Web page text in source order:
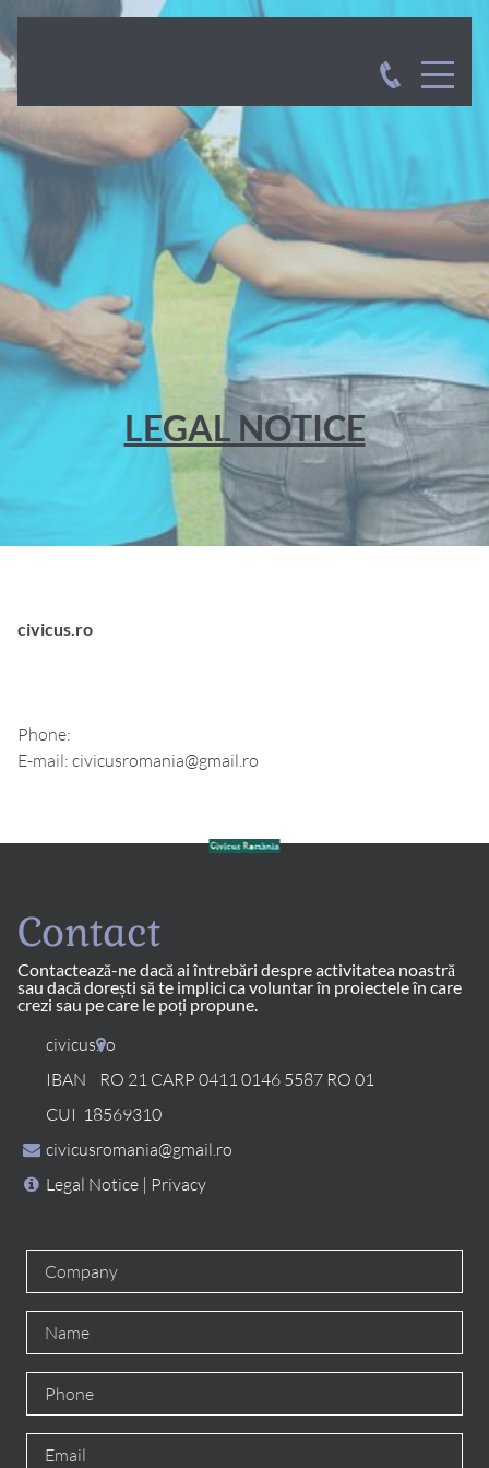
LEGAL NOTICE
civicus.ro
Phone:
E-mail: civicusromania@gmail.ro
Contact
Contactează-ne dacă ai întrebări despre activitatea noastră
sau dacă dorești să te implici ca voluntar în proiectele în care
crezi sau pe care le poți propune.
civicus.ro
IBAN RO 21 CARP 0411 0146 5587 RO 01
CUI 18569310
civicusromania@gmail.ro
Legal Notice| Privacy